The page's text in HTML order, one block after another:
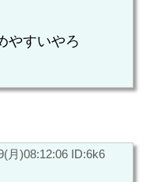
やすいやろ
月)08:12:06 ID:6k6